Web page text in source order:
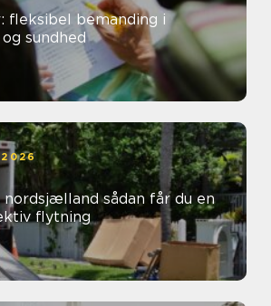
fleksibel bemanding i
sundhed
sådan får du en
flytning